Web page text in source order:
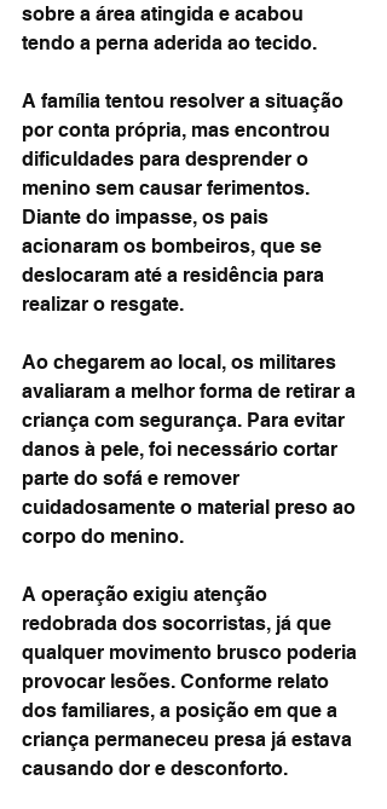
sobre a área atingida e acabou
tendo a perna aderida ao tecido.
A família tentou resolver a situação
por conta própria, mas encontrou
dificuldades para desprender o
menino sem causar ferimentos.
Diante do impasse, os pais
acionaram os bombeiros, que se
deslocaram até a residência para
realizar o resgate.
Ao chegarem ao local, os militares
avaliaram a melhor forma de retirar a
criança com segurança. Para evitar
danos à pele, foi necessário cortar
parte do sofá e remover
cuidadosamente o material preso ao
corpo do menino.
A operação exigiu atenção
redobrada dos socorristas, já que
qualquer movimento brusco poderia
provocar lesões. Conforme relato
dos familiares, a posição em que a
criança permaneceu presa já estava
causando dor e desconforto.